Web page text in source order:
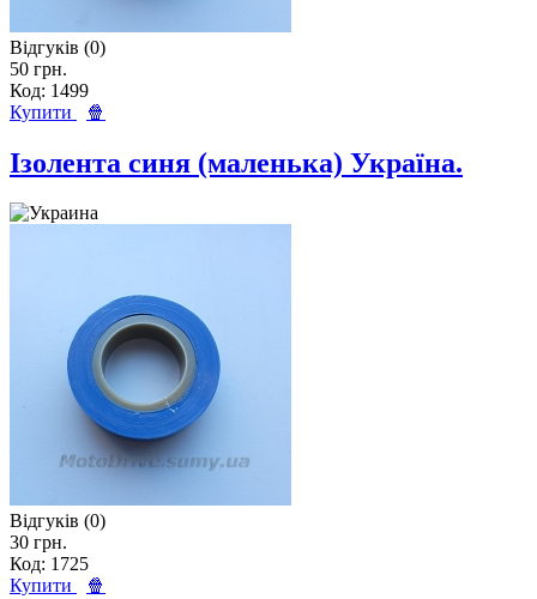
Відгуків (0)
50 грн.
Код: 1499
Купити
🍿
Ізолента синя (маленька) Україна.
Відгуків (0)
30 грн.
Код: 1725
Купити
🍿